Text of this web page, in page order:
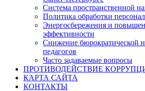
Система пространственной
Политика обработки
Энергосбережения и
эффективности
Снижение бюрократической
педагогов
Часто задаваемые вопросы
ПРОТИВОДЕЙСТВИЕ
КАРТА САЙТА
КОНТАКТЫ